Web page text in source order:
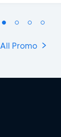
All Promo